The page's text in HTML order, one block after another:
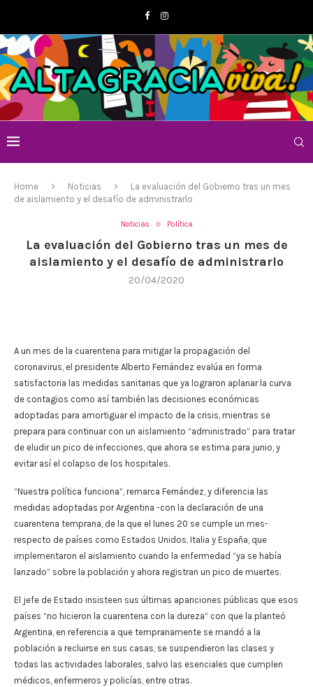
Home Noticias
La evaluación del Gobierno tras un mes
de aislamiento y el desafío de administrarlo
Noticias Política
La evaluación del Gobierno tras un mes de
aislamiento y el desafío de administrarlo
20/04/2020
A un mes de la cuarentena para mitigar la propagación del
coronavirus, el presidente Alberto Fernández evalúa en forma
satisfactoria las medidas sanitarias que ya lograron aplanar la curva
de contagios como así también las decisiones económicas
adoptadas para amortiguar el impacto de la crisis, mientras se
prepara para continuar con un aislamiento “administrado” para tratar
de eludir un pico de infecciones, que ahora se estima para junio, y
evitar así el colapso de los hospitales.
“Nuestra política funciona”, remarca Fernández, y diferencia las
medidas adoptadas por Argentina -con la declaración de una
cuarentena temprana, de la que el lunes 20 se cumple un mes-
respecto de países como Estados Unidos, Italia y España, que
implementaron el aislamiento cuando la enfermedad “ya se había
lanzado” sobre la población y ahora registran un pico de muertes.
El jefe de Estado insisteen sus últimas apariciones públicas que esos
países “no hicieron la cuarentena con la dureza” con que la planteó
Argentina, en referencia a que tempranamente se mandó a la
población a recluirse en sus casas, se suspendieron las clases y
todas las actividades laborales, salvo las esenciales que cumplen
médicos, enfermeros y policías, entre otras.